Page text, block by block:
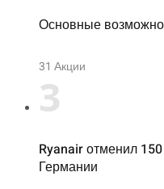
Основные
31 Акции
3
Ryanair отменил
Германии